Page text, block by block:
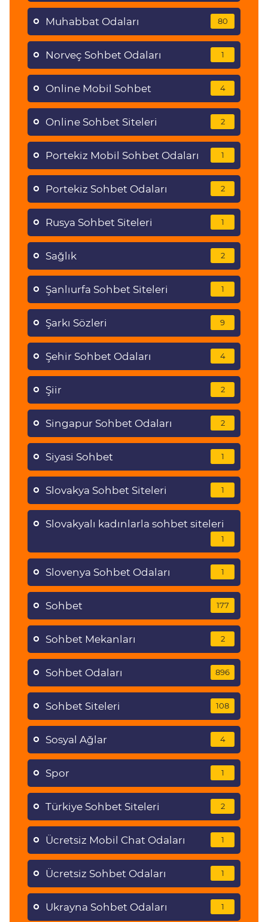
Muhabbat Odaları 80
Norveç Sohbet Odaları 1
Online Mobil Sohbet 4
Online Sohbet Siteleri 2
Portekiz Mobil Sohbet Odaları 1
Portekiz Sohbet Odaları 2
Rusya Sohbet Siteleri 1
Sağlık 2
Şanlıurfa Sohbet Siteleri 1
Şarkı Sözleri 9
Şehir Sohbet Odaları 4
Şiir 2
Singapur Sohbet Odaları 2
Siyasi Sohbet 1
Slovakya Sohbet Siteleri 1
Slovakyalı kadınlarla sohbet siteleri
1
Slovenya Sohbet Odaları 1
Sohbet 177
Sohbet Mekanları 2
Sohbet Odaları 896
Sohbet Siteleri 108
Sosyal Ağlar 4
Spor 1
Türkiye Sohbet Siteleri 2
Ücretsiz Mobil Chat Odaları 1
Ücretsiz Sohbet Odaları 1
Ukrayna Sohbet Odaları 1